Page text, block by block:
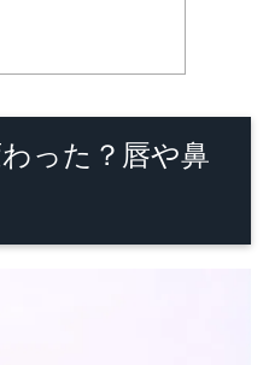
った？唇や鼻